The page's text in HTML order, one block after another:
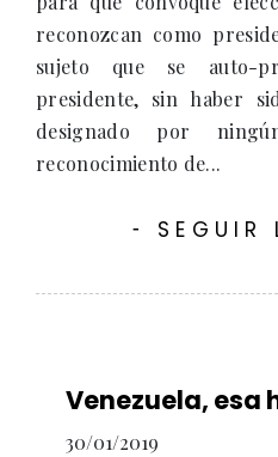
reconozcan como
sujeto que se auto-
presidente, sin haber
designado por
reconocimiento de...
- SEGUIR
Venezuela, esa
30/01/2019